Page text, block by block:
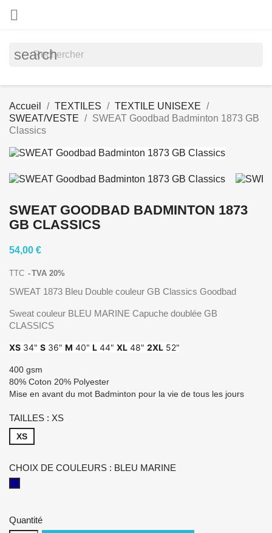

search
Accueil TEXTILES
TEXTILE UNISEXE
SWEAT/VESTE
SWEAT Goodbad Badminton 1873 GB
Classics
SWEAT GOODBAD BADMINTON 1873
GB CLASSICS
54,00 €
TTC TVA 20%
SWEAT 1873 Bleu Double couleur GB Classics Goodbad
Sweat couleur BLEU MARINE Capuche doublée GB
CLASSICS
XS 34" S 36" M 40" L 44" XL 48" 2XL 52"
400 gsm
80% Coton 20% Polyester
Mise en avant du mot Badminton pour la vie de tous les jours
TAILLES : XS
XS
CHOIX DE COULEURS : BLEU MARINE
Quantité